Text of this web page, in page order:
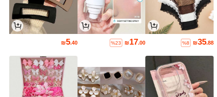
₪35.88
%8
₪17.00
%23
₪5.40